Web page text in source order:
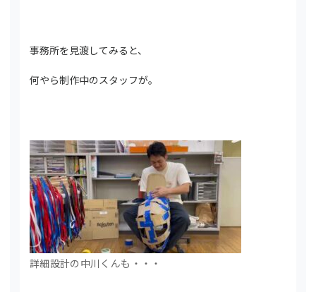
事務所を見渡してみると、
何やら制作中のスタッフが。
詳細設計の中川くんも・・・